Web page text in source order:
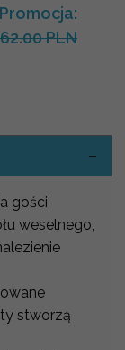
Promocja:
PLN
gości
weselnego,
stworzą